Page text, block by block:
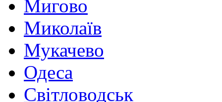
Мигово
Миколаїв
Мукачево
Одеса
Світловодськ